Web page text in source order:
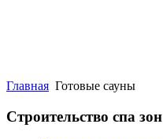
Главная Готовые сауны
Строительство спа зон